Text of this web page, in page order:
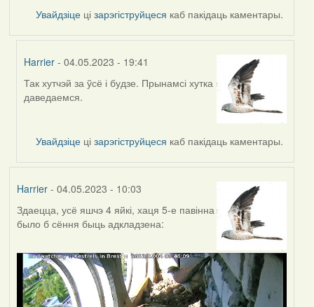
Увайдзіце цізарэгіструйцеся каб пакідаць каментары.
Harrier - 04.05.2023 - 19:41
In
reply
ZNR
Так хутчэй за ўсё і будзе. Прынамсі хутка
даведаемся.
Увайдзіце цізарэгіструйцеся каб пакідаць каментары.
Harrier- 04.05.2023 - 10:03
Здаецца, усё яшчэ 4 яйкі, хаця 5-е павінна
было б сёння быць адкладзена: